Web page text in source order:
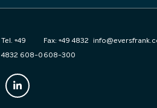
Tel. +49
4832 608-0
Fax: +49 4832
608-300